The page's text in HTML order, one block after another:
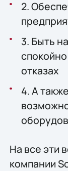
2.
3. Быть
отказах
4. А
На все эти
компании